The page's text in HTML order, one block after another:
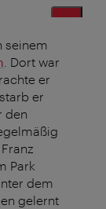
seinem
. Dort war
er
er
den
Park
dem
gelernt